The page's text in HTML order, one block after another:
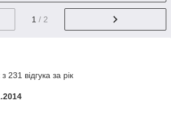
1 / 2
231 відгука за рік